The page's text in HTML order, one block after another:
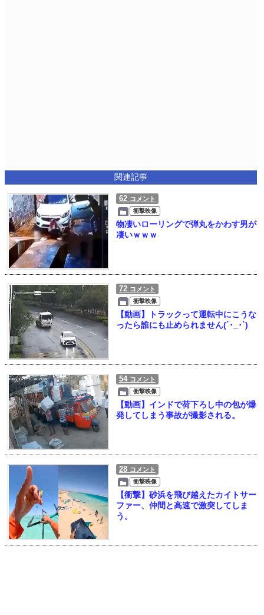
関連記事
62 コメント
衝撃映像
物凄いローリングで弾丸をかわす男が
凄いｗｗｗ
72 コメント
衝撃映像
【動画】トラックって運転中にこうな
ったら誰にも止められません(´･_･`)
54 コメント
衝撃映像
【動画】インドで荷下ろし中の包が爆
発してしまう事故が撮影される。
28 コメント
衝撃映像
【衝撃】砂浜を飛び越えたカイトサー
ファー、仲間と高速で激突してしま
う。